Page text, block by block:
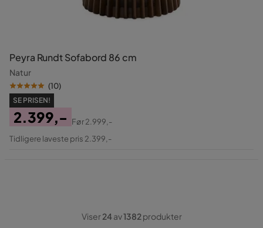
Peyra Rundt Sofabord 86 cm
Natur
(10)
SE PRISEN!
Pris
2.399,-
Original
Før2.999,-
Tidligere laveste pris 2.399,-
Viser24av1382produkter